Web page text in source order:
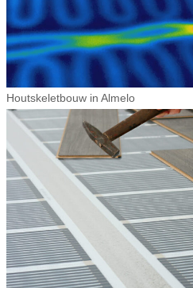
Houtskeletbouw in Almelo